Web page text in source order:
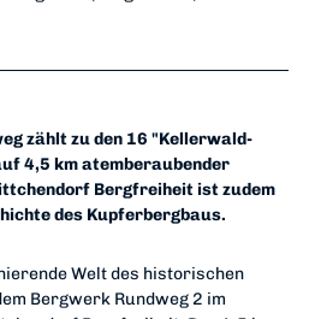
zählt zu den 16 "Kellerwald-
4,5 km atemberaubender
Bergfreiheit ist zudem
des Kupferbergbaus.
Welt des historischen
Bergwerk Rundweg 2 im